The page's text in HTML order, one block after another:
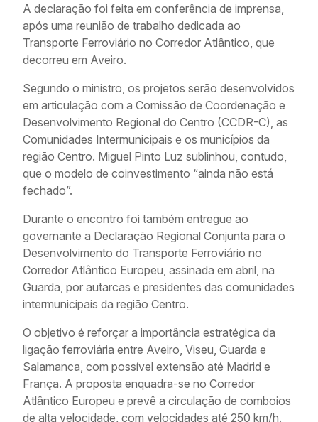
A declaração foi feita em conferência de imprensa,
após uma reunião de trabalho dedicada ao
Transporte Ferroviário no Corredor Atlântico, que
decorreu em Aveiro.
Segundo o ministro, os projetos serão desenvolvidos
em articulação com a Comissão de Coordenação e
Desenvolvimento Regional do Centro (CCDR-C), as
Comunidades Intermunicipais e os municípios da
região Centro. Miguel Pinto Luz sublinhou, contudo,
que o modelo de coinvestimento “ainda não está
fechado”.
Durante o encontro foi também entregue ao
governante a Declaração Regional Conjunta para o
Desenvolvimento do Transporte Ferroviário no
Corredor Atlântico Europeu, assinada em abril, na
Guarda, por autarcas e presidentes das comunidades
intermunicipais da região Centro.
O objetivo é reforçar a importância estratégica da
ligação ferroviária entre Aveiro, Viseu, Guarda e
Salamanca, com possível extensão até Madrid e
França. A proposta enquadra-se no Corredor
Atlântico Europeu e prevê a circulação de comboios
de alta velocidade, com velocidades até 250 km/h.